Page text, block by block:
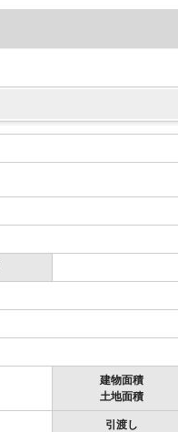
建物面積
土地面積
引渡し